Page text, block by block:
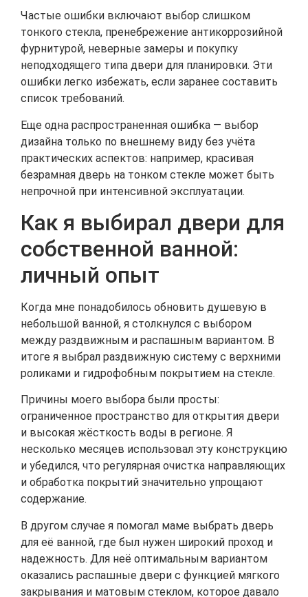
Частые ошибки включают выбор слишком
тонкого стекла, пренебрежение антикоррозийной
фурнитурой, неверные замеры и покупку
неподходящего типа двери для планировки. Эти
ошибки легко избежать, если заранее составить
список требований.
Еще одна распространенная ошибка — выбор
дизайна только по внешнему виду без учёта
практических аспектов: например, красивая
безрамная дверь на тонком стекле может быть
непрочной при интенсивной эксплуатации.
Как я выбирал двери для
собственной ванной:
личный опыт
Когда мне понадобилось обновить душевую в
небольшой ванной, я столкнулся с выбором
между раздвижным и распашным вариантом. В
итоге я выбрал раздвижную систему с верхними
роликами и гидрофобным покрытием на стекле.
Причины моего выбора были просты:
ограниченное пространство для открытия двери
и высокая жёсткость воды в регионе. Я
несколько месяцев использовал эту конструкцию
и убедился, что регулярная очистка направляющих
и обработка покрытий значительно упрощают
содержание.
В другом случае я помогал маме выбрать дверь
для её ванной, где был нужен широкий проход и
надежность. Для неё оптимальным вариантом
оказались распашные двери с функцией мягкого
закрывания и матовым стеклом, которое давало